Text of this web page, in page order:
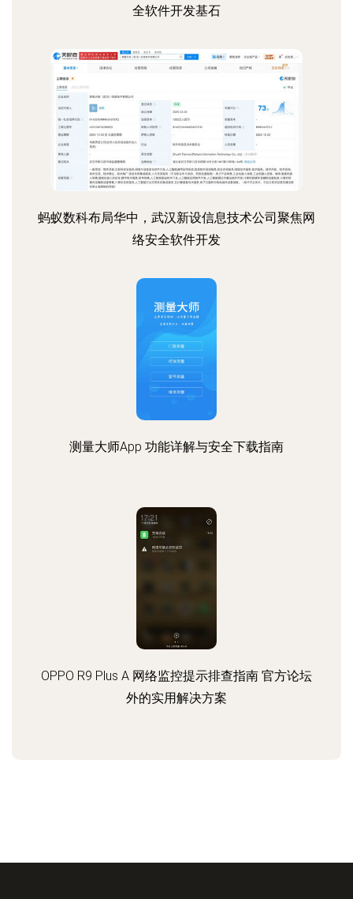
全软件开发基石
蚂蚁数科布局华中，武汉新设信息技术公司聚焦网
络安全软件开发
测量大师App 功能详解与安全下载指南
OPPO R9 Plus A 网络监控提示排查指南 官方论坛
外的实用解决方案